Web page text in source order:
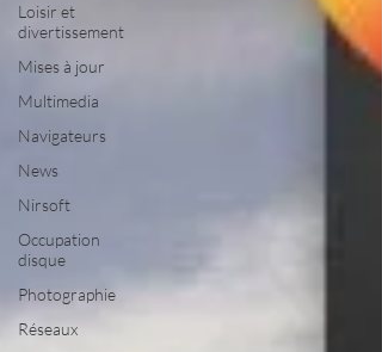
Loisir et
divertissement
Mises à jour
Multimedia
Navigateurs
News
Nirsoft
Occupation
disque
Photographie
Réseaux